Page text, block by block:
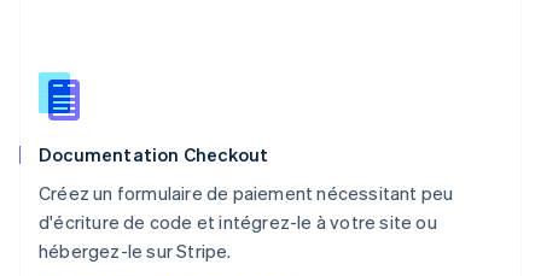
Documentation Checkout
Créez un formulaire de paiement nécessitant peu
d'écriture de code et intégrez-le à votre site ou
hébergez-le sur Stripe.
République tchèque
English
English
Royaume-Uni
Singapour
English简体中文